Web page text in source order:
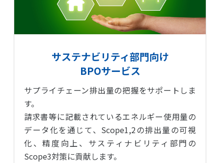
サステナビリティ部門向け
BPOサービス
サプライチェーン排出量の把握をサポートしま
す。
請求書等に記載されているエネルギー使用量の
データ化を通じて、Scope1,2の排出量の可視
化、精度向上、 サスティナビリティ部門の
Scope3対策に貢献します。